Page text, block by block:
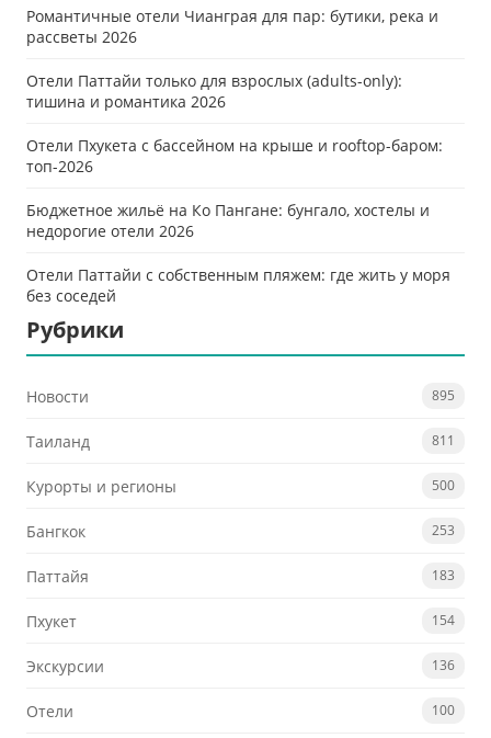
Романтичные отели Чианграя для пар: бутики, река и
рассветы 2026
Отели Паттайи только для взрослых (adults-only):
тишина и романтика 2026
Отели Пхукета с бассейном на крыше и rooftop-баром:
топ-2026
Бюджетное жильё на Ко Пангане: бунгало, хостелы и
недорогие отели 2026
Отели Паттайи с собственным пляжем: где жить у моря
без соседей
Рубрики
Новости 895
Таиланд 811
Курорты и регионы 500
Бангкок 253
Паттайя 183
Пхукет 154
Экскурсии 136
Отели 100